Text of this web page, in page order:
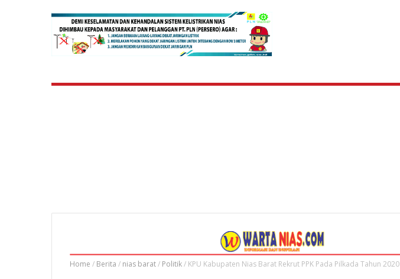
Home / Berita / nias barat/ Politik/ KPU Kabupaten Nias Barat Rekrut PPK Pada Pilkada Tahun 2020